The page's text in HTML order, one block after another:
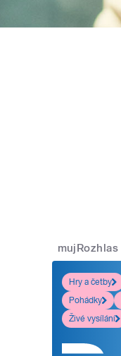
mujRozhlas
Hry a četby
Pohádky
Živé vysílání